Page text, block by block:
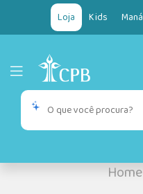
Loja Kids Maná
Home